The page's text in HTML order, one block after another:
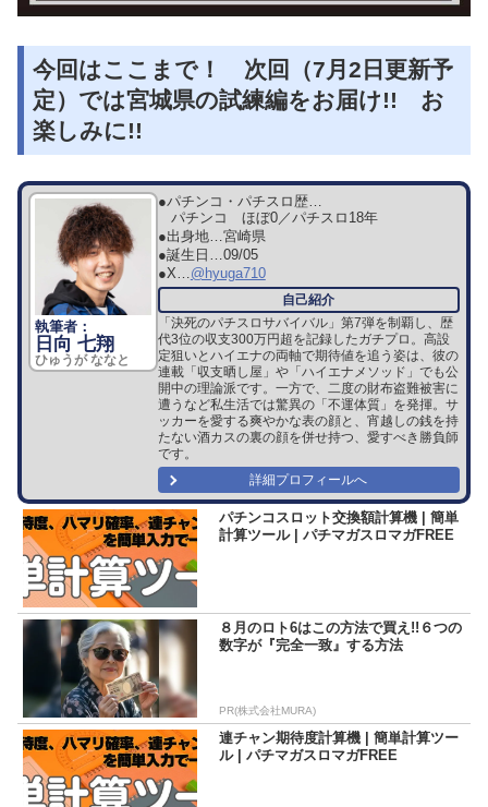
今回はここまで！ 次回（7月2日更新予
定）では宮城県の試練編をお届け!! お
楽しみに!!
日向 七翔
ひゅうが ななと
●パチンコ・パチスロ歴…
パチンコ ほぼ0／パチスロ18年
●出身地…宮崎県
●誕生日…09/05
●X…@hyuga710
「決死のパチスロサバイバル」第7弾を制覇し、歴
代3位の収支300万円超を記録したガチプロ。高設
定狙いとハイエナの両軸で期待値を追う姿は、彼の
連載「収支晒し屋」や「ハイエナメソッド」でも公
開中の理論派です。一方で、二度の財布盗難被害に
遭うなど私生活では驚異の「不運体質」を発揮。サ
ッカーを愛する爽やかな表の顔と、宵越しの銭を持
たない酒カスの裏の顔を併せ持つ、愛すべき勝負師
です。
詳細プロフィールへ
パチンコスロット交換額計算機 | 簡単
計算ツール | パチマガスロマガFREE
８月のロト6はこの方法で買え!!６つの
数字が『完全一致』する方法
PR(株式会社MURA)
連チャン期待度計算機 | 簡単計算ツー
ル | パチマガスロマガFREE